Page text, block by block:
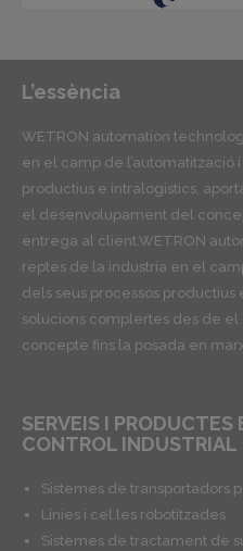
L’essència
WETRON automation
en el camp de l’automatització
productius e intralogístics,
el desenvolupament del
entrega al client.WETRON
reptes de la industria en el
dels seus processos productius
solucions complertes des de
concepte fins la posada en
SERVEIS I
CONTROL INDUSTRIAL
Sistemes de transportadors
Línies i cel.les robotitzades
Sistemes de tractament de